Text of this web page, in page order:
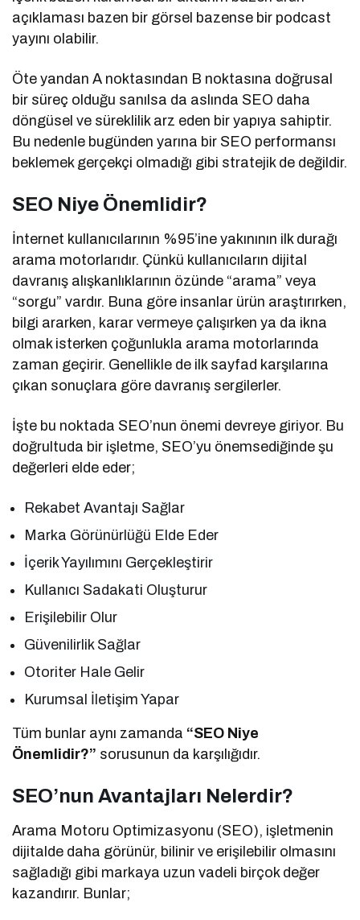
açıklaması bazen bir görsel bazense bir podcast
yayını olabilir.
Öte yandan A noktasından B noktasına doğrusal
bir süreç olduğu sanılsa da aslında SEO daha
döngüsel ve süreklilik arz eden bir yapıya sahiptir.
Bu nedenle bugünden yarına bir SEO performansı
beklemek gerçekçi olmadığı gibi stratejik de değildir.
SEO Niye Önemlidir?
İnternet kullanıcılarının %95’ine yakınının ilk durağı
arama motorlarıdır. Çünkü kullanıcıların dijital
davranış alışkanlıklarının özünde “arama” veya
“sorgu” vardır. Buna göre insanlar ürün araştırırken,
bilgi ararken, karar vermeye çalışırken ya da ikna
olmak isterken çoğunlukla arama motorlarında
zaman geçirir. Genellikle de ilk sayfad karşılarına
çıkan sonuçlara göre davranış sergilerler.
İşte bu noktada SEO’nun önemi devreye giriyor. Bu
doğrultuda bir işletme, SEO’yu önemsediğinde şu
değerleri elde eder;
Rekabet Avantajı Sağlar
Marka Görünürlüğü Elde Eder
İçerik Yayılımını Gerçekleştirir
Kullanıcı Sadakati Oluşturur
Erişilebilir Olur
Güvenilirlik Sağlar
Otoriter Hale Gelir
Kurumsal İletişim Yapar
Tüm bunlar aynı zamanda “SEO Niye
Önemlidir?” sorusunun da karşılığıdır.
SEO’nun Avantajları Nelerdir?
Arama Motoru Optimizasyonu (SEO), işletmenin
dijitalde daha görünür, bilinir ve erişilebilir olmasını
sağladığı gibi markaya uzun vadeli birçok değer
kazandırır. Bunlar;